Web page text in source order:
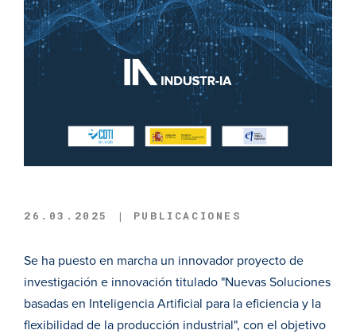
26.03.2025 | PUBLICACIONES
Se ha puesto en marcha un innovador proyecto de
investigación e innovación titulado "Nuevas Soluciones
basadas en Inteligencia Artificial para la eficiencia y la
flexibilidad de la producción industrial", con el objetivo